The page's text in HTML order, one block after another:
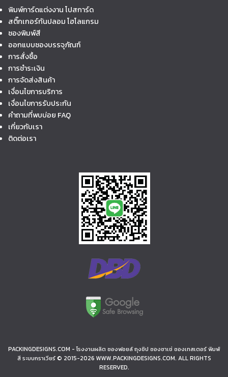
พิมพ์การ์ดแต่งงาน โปสการ์ด
สติ๊กเกอร์กันปลอม โฮโลแกรม
ซองพิมพ์สี
ออกแบบซองบรรจุภัณฑ์
การสั่งซื้อ
การชำระเงิน
การจัดส่งสินค้า
เงื่อนไขการบริการ
เงื่อนไขการรับประกัน
คำถามที่พบบ่อย FAQ
เกี่ยวกับเรา
ติดต่อเรา
PACKINGDESIGNS.COM - โรงงานผลิต ซองฟอยล์ ถุงซิป ซองซาเช่ ซองเทสเตอร์ พิมพ์
สี ระบบกราเวียร์ © 2015-2026 WWW.PACKINGDESIGNS.COM. ALL RIGHTS
RESERVED.